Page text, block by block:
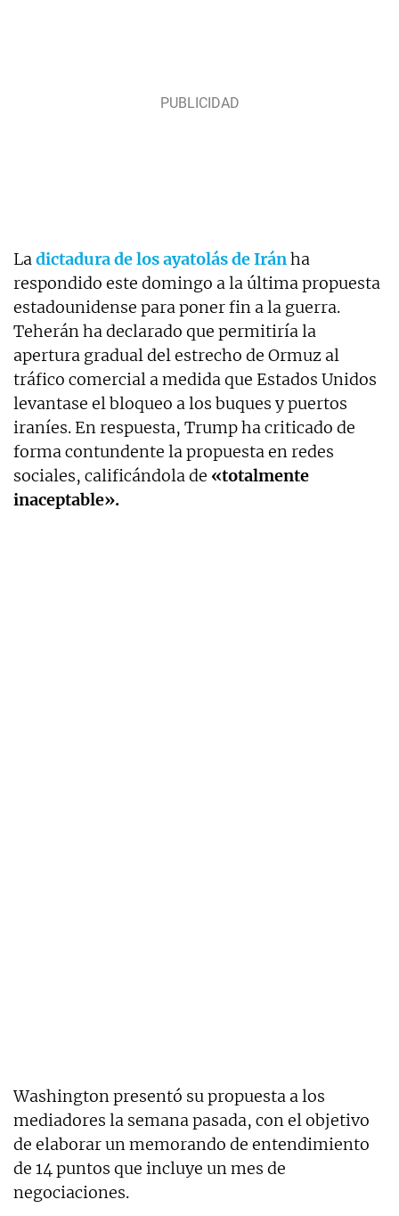
Ladictadura de los ayatolás de Iránha
respondido este domingo a la última propuesta
estadounidense para poner fin a la guerra.
Teherán ha declarado que permitiría la
apertura gradual del estrecho de Ormuz al
tráfico comercial a medida que Estados Unidos
levantase el bloqueo a los buques y puertos
iraníes. En respuesta, Trump ha criticado de
forma contundente la propuesta en redes
sociales, calificándola de «totalmente
inaceptable».
Washington presentó su propuesta a los
mediadores la semana pasada, con el objetivo
de elaborar un memorando de entendimiento
de 14 puntos que incluye un mes de
negociaciones.